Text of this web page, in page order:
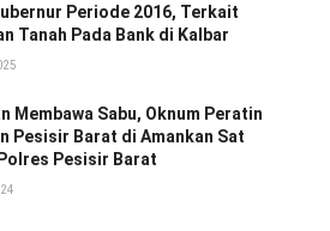
Periode 2016, Terkait
Tanah Pada Bank di Kalbar
Membawa Sabu, Oknum Peratin
Pesisir Barat di Amankan Sat
Pesisir Barat